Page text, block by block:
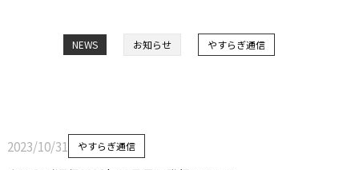
NEWS お知らせ やすらぎ通信
2023/10/31 やすらぎ通信